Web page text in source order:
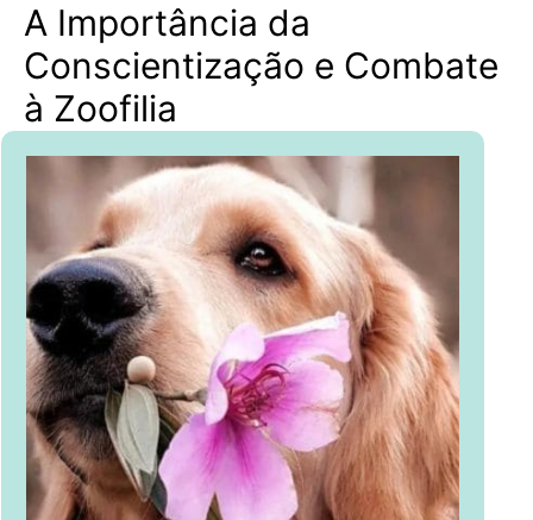
A Importância da
Conscientização e Combate
à Zoofilia